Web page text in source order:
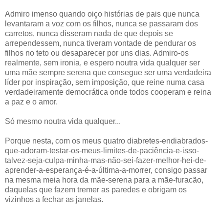
Admiro imenso quando oiço histórias de pais que nunca
levantaram a voz com os filhos, nunca se passaram dos
carretos, nunca disseram nada de que depois se
arrependessem, nunca tiveram vontade de pendurar os
filhos no teto ou desaparecer por uns dias. Admiro-os
realmente, sem ironia, e espero noutra vida qualquer ser
uma mãe sempre serena que consegue ser uma verdadeira
líder por inspiração, sem imposição, que reine numa casa
verdadeiramente democrática onde todos cooperam e reina
a paz e o amor.
Só mesmo noutra vida qualquer...
Porque nesta, com os meus quatro diabretes-endiabrados-
que-adoram-testar-os-meus-limites-de-paciência-e-isso-
talvez-seja-culpa-minha-mas-não-sei-fazer-melhor-hei-de-
aprender-a-esperança-é-a-última-a-morrer, consigo passar
na mesma meia hora da mãe-serena para a mãe-furacão,
daquelas que fazem tremer as paredes e obrigam os
vizinhos a fechar as janelas.